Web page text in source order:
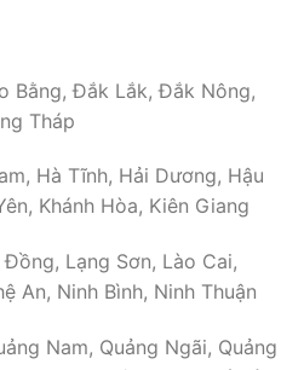
Bằng, Đắk Lắk, Đắk Nông,
Tháp
Hà Tĩnh, Hải Dương, Hậu
Khánh Hòa, Kiên Giang
Lạng Sơn, Lào Cai,
An, Ninh Bình, Ninh Thuận
Nam, Quảng Ngãi, Quảng